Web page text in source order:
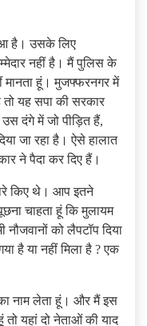
है। उसके लिए
नहीं है। मैं पुलिस के
मानता हूं। मुजफ्फरनगर में
यह सपा की सरकार
उस दंगे में जो पीड़ित हैं,
जा रहा है। ऐसे हालात
ने पैदा कर दिए हैं।
किए थे। आप इतने
चाहता हूं कि मुलायम
को लैपटॉप दिया
है या नहीं मिला है ? एक
नाम लेता हूं। और मैं इस
यहां दो नेताओं की याद